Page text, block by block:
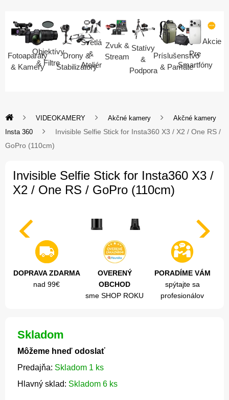
Fotoaparáty
& Kamery
Objektívy
& Filtre
Drony &
Stabilizátory
Svetlá
&
Ateliér
Zvuk &
Stream
Statívy
&
Podpora
Príslušenstvo
& Pamäte
Pre
Smartfóny
Akcie
VIDEOKAMERY Akčné kamery
Akčné kamery
Insta 360
Invisible Selfie Stick for Insta360 X3 / X2 / One RS /
GoPro (110cm)
Invisible Selfie Stick for Insta360 X3 /
X2 / One RS / GoPro (110cm)
DOPRAVA ZDARMA
nad 99€
OVERENÝ
OBCHOD
sme SHOP ROKU
PORADÍME VÁM
spýtajte sa
profesionálov
Skladom
Môžeme hneď odoslať
Predajňa: Skladom 1 ks
Hlavný sklad: Skladom 6 ks